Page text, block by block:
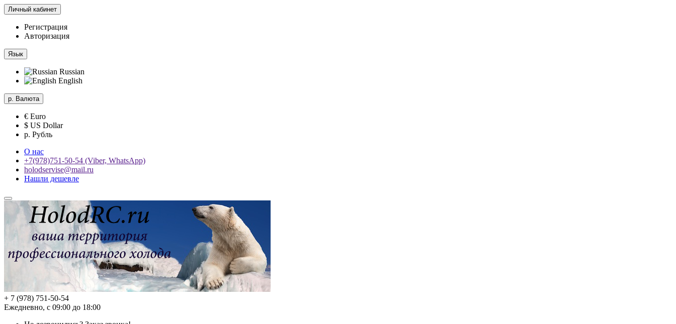
Личный кабинет
Регистрация
Авторизация
Язык
Russian
English
р. Валюта
€ Euro
$ US Dollar
р. Рубль
О нас
+7(978)751-50-54 (Viber, WhatsApp)
holodservise@mail.ru
Нашли дешевле
+ 7 (978) 751-50-54
Ежедневно, с 09:00 до 18:00